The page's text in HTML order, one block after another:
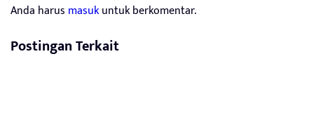
Anda harus masukuntuk berkomentar.
Postingan Terkait